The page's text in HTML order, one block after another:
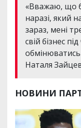
«Вважаю, що
наразі, який
зараз, мені
свій бізнес
Наталя